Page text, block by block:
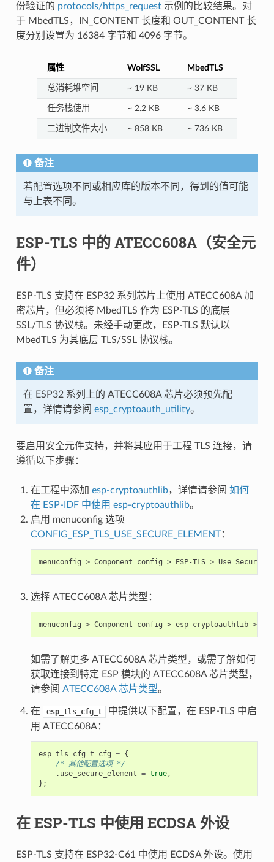
份验证的 protocols/https_request示例的比较结果。对
于 MbedTLS，IN_CONTENT 长度和 OUT_CONTENT 长
度分别设置为 16384 字节和 4096 字节。
属性 WolfSSL MbedTLS
总消耗堆空间 ~ 19 KB ~ 37 KB
任务栈使用 ~ 2.2 KB ~ 3.6 KB
二进制文件大小 ~ 858 KB ~ 736 KB
备注
若配置选项不同或相应库的版本不同，得到的值可能
与上表不同。
ESP-TLS 中的 ATECC608A（安全元
件）
ESP-TLS 支持在 ESP32 系列芯片上使用 ATECC608A 加
密芯片，但必须将 MbedTLS 作为 ESP-TLS 的底层
SSL/TLS 协议栈。未经手动更改，ESP-TLS 默认以
MbedTLS 为其底层 TLS/SSL 协议栈。
备注
在 ESP32 系列上的 ATECC608A 芯片必须预先配
置，详情请参阅 esp_cryptoauth_utility。
要启用安全元件支持，并将其应用于工程 TLS 连接，请
遵循以下步骤：
在工程中添加 esp-cryptoauthlib，详情请参阅 如何
在 ESP-IDF 中使用 esp-cryptoauthlib。
启用 menuconfig 选项
CONFIG_ESP_TLS_USE_SECURE_ELEMENT：
选择 ATECC608A 芯片类型：
如需了解更多 ATECC608A 芯片类型，或需了解如何
获取连接到特定 ESP 模块的 ATECC608A 芯片类型，
请参阅 ATECC608A 芯片类型。
在 esp_tls_cfg_t
中提供以下配置，在 ESP-TLS 中启
用 ATECC608A：
esp_tls_cfg_t cfg = {
/* 其他配置选项 */
. use_secure_element = true,
};
在 ESP-TLS 中使用 ECDSA 外设
ESP-TLS 支持在 ESP32-C61 中使用 ECDSA 外设。使用